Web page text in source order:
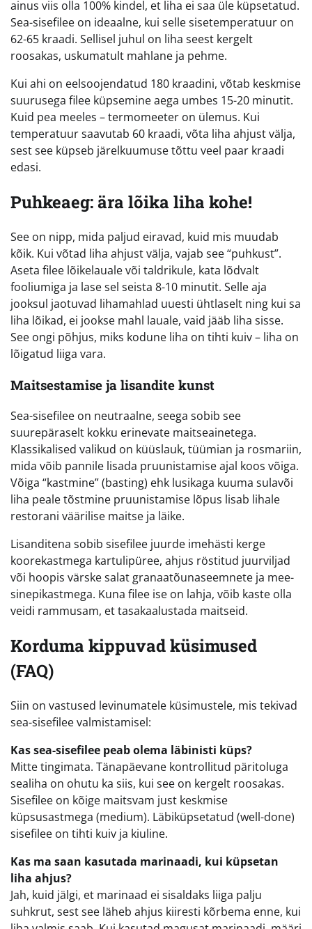
ainus viis olla 100% kindel, et liha ei saa üle küpsetatud.
Sea-sisefilee on ideaalne, kui selle sisetemperatuur on
62-65 kraadi. Sellisel juhul on liha seest kergelt
roosakas, uskumatult mahlane ja pehme.
Kui ahi on eelsoojendatud 180 kraadini, võtab keskmise
suurusega filee küpsemine aega umbes 15-20 minutit.
Kuid pea meeles – termomeeter on ülemus. Kui
temperatuur saavutab 60 kraadi, võta liha ahjust välja,
sest see küpseb järelkuumuse tõttu veel paar kraadi
edasi.
Puhkeaeg: ära lõika liha kohe!
See on nipp, mida paljud eiravad, kuid mis muudab
kõik. Kui võtad liha ahjust välja, vajab see “puhkust”.
Aseta filee lõikelauale või taldrikule, kata lõdvalt
fooliumiga ja lase sel seista 8-10 minutit. Selle aja
jooksul jaotuvad lihamahlad uuesti ühtlaselt ning kui sa
liha lõikad, ei jookse mahl lauale, vaid jääb liha sisse.
See ongi põhjus, miks kodune liha on tihti kuiv – liha on
lõigatud liiga vara.
Maitsestamise ja lisandite kunst
Sea-sisefilee on neutraalne, seega sobib see
suurepäraselt kokku erinevate maitseainetega.
Klassikalised valikud on küüslauk, tüümian ja rosmariin,
mida võib pannile lisada pruunistamise ajal koos võiga.
Võiga “kastmine” (basting) ehk lusikaga kuuma sulavõi
liha peale tõstmine pruunistamise lõpus lisab lihale
restorani väärilise maitse ja läike.
Lisanditena sobib sisefilee juurde imehästi kerge
koorekastmega kartulipüree, ahjus röstitud juurviljad
või hoopis värske salat granaatõunaseemnete ja mee-
sinepikastmega. Kuna filee ise on lahja, võib kaste olla
veidi rammusam, et tasakaalustada maitseid.
Korduma kippuvad küsimused
(FAQ)
Siin on vastused levinumatele küsimustele, mis tekivad
sea-sisefilee valmistamisel:
Kas sea-sisefilee peab olema läbinisti küps?
Mitte tingimata. Tänapäevane kontrollitud päritoluga
sealiha on ohutu ka siis, kui see on kergelt roosakas.
Sisefilee on kõige maitsvam just keskmise
küpsusastmega (medium). Läbiküpsetatud (well-done)
sisefilee on tihti kuiv ja kiuline.
Kas ma saan kasutada marinaadi, kui küpsetan
liha ahjus?
Jah, kuid jälgi, et marinaad ei sisaldaks liiga palju
suhkrut, sest see läheb ahjus kiiresti kõrbema enne, kui